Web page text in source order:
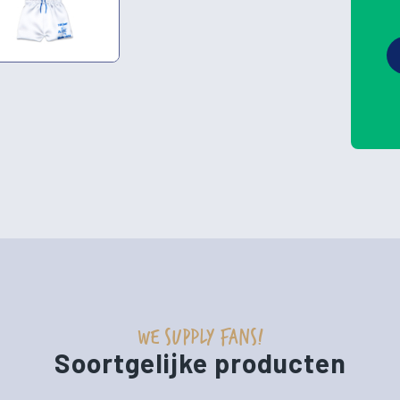
WE SUPPLY FANS!
Soortgelijke producten